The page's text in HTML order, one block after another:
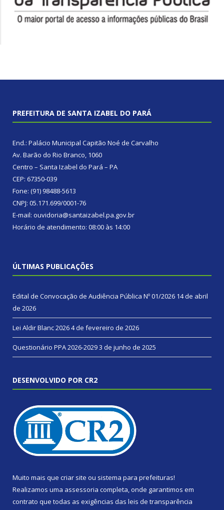
PREFEITURA DE SANTA IZABEL DO PARÁ
End.: Palácio Municipal Capitão Noé de Carvalho
Av. Barão do Rio Branco, 1060
Centro – Santa Izabel do Pará – PA
CEP: 67350-039
Fone: (91) 98488-5613
CNPJ: 05.171.699/0001-76
E-mail: ouvidoria@santaizabel.pa.gov.br
Horário de atendimento: 08:00 às 14:00
ÚLTIMAS PUBLICAÇÕES
Edital de Convocação de Audiência Pública Nº 01/2026 14 de abril
de 2026
Lei Aldir Blanc 20264 de fevereiro de 2026
Questionário PPA 2026-20293 de junho de 2025
DESENVOLVIDO POR CR2
Muito mais que criar site ou sistema para prefeituras!
Realizamos uma assessoria completa, onde garantimos em
contrato que todas as exigências das leis de transparência